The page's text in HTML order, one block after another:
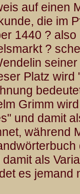
auf einen
die im
1440 ?
?
Platz
Grimm
und damit
während
als
es jemand